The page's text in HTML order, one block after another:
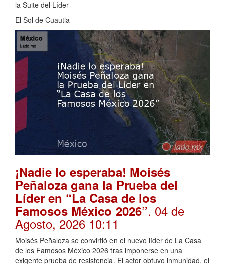
la Suite del Líder
El Sol de Cuautla
¡Nadie lo esperaba! Moisés
Peñaloza gana la Prueba del
Líder en “La Casa de los
Famosos México 2026”. 04 de
Agosto, 2026 10:11
Moisés Peñaloza se convirtió en el nuevo líder de La Casa
de los Famosos México 2026 tras imponerse en una
exigente prueba de resistencia. El actor obtuvo inmunidad, el